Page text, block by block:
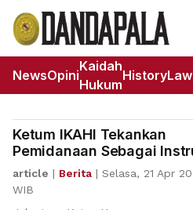
NewsOpini
Kaidah
Hukum
HistoryLaw
Ketum IKAHI Tekankan
Pemidanaan Sebagai
Terakhir
article | Berita | Selasa, 21 Apr
WIB